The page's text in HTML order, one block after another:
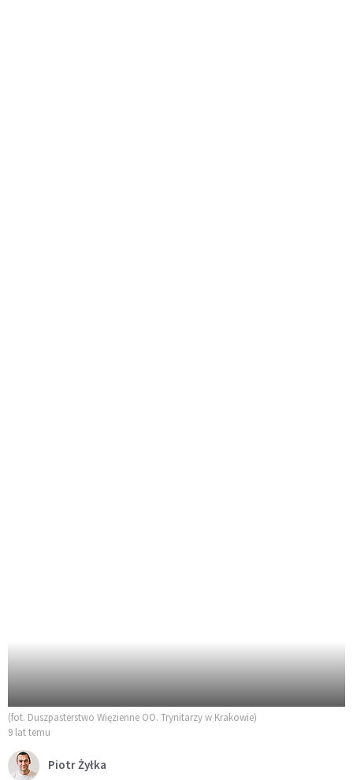
(fot. Duszpasterstwo Więzienne OO. Trynitarzy w Krakowie)
9 lat temu
Piotr Żyłka